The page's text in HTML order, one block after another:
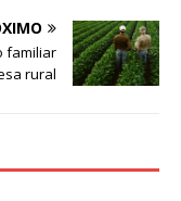
familiar
rural